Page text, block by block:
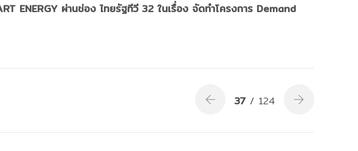
ENERGY ผ่านช่อง ไทยรัฐทีวี 32 ในเรื่อง จัดทำโครงการ Demand
37/ 124